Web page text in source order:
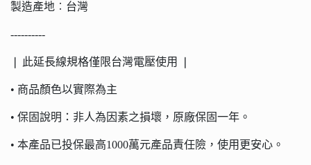
製造產地︰台灣
----------
❘ 此延長線規格僅限台灣電壓使用 ❘
• 商品顏色以實際為主
• 保固說明：非人為因素之損壞，原廠保固一年。
• 本產品已投保最高1000萬元產品責任險，使用更安心。